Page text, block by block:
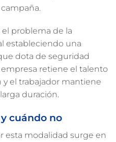
problema de la
estableciendo una
dota de seguridad
retiene el talento
el trabajador mantiene
duración.
cuándo no
esta modalidad surge en